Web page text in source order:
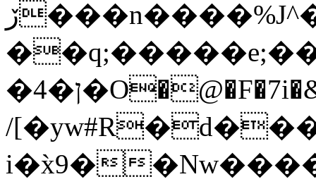
ڒ���n����%J^�}
/
i�x̀9�